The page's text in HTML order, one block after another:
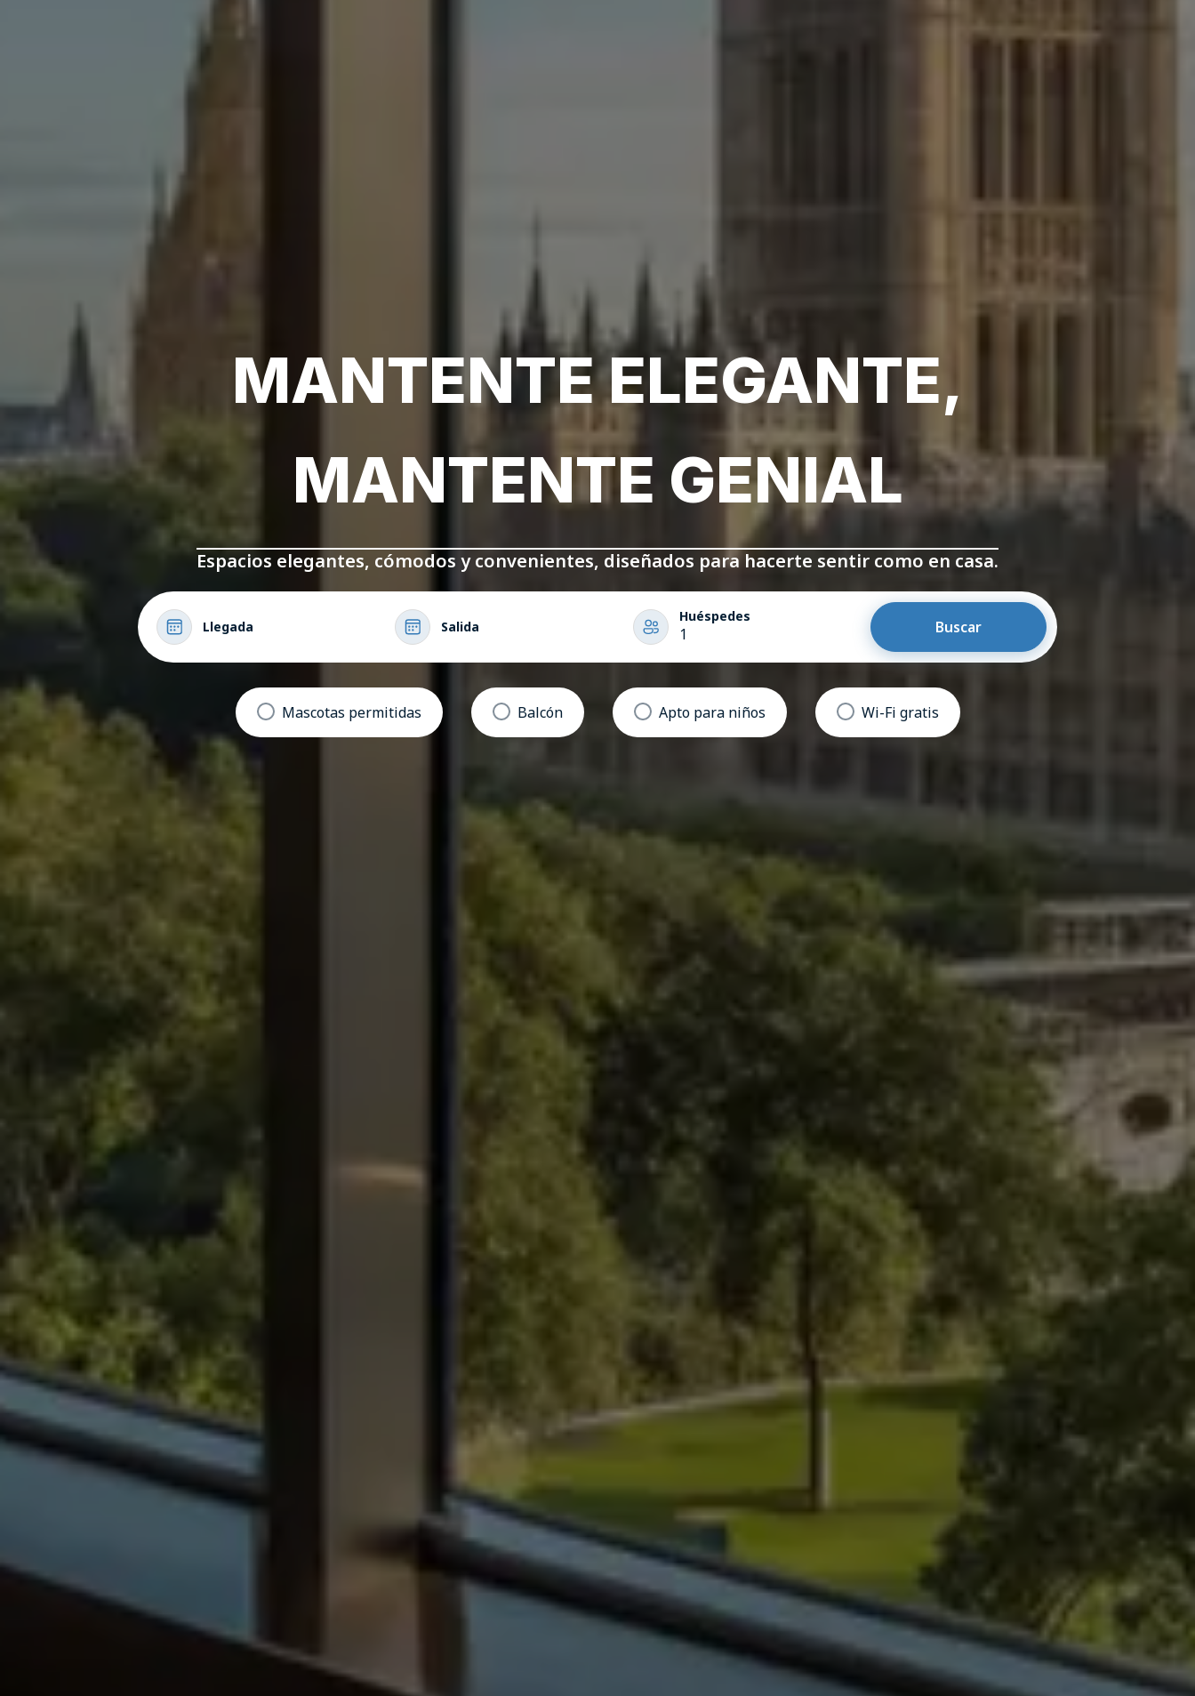
MANTENTE ELEGANTE,
MANTENTE GENIAL
Espacios elegantes, cómodos y convenientes, diseñados para hacerte sentir como en casa.
Llegada Salida
Huéspedes
1 Buscar
Mascotas permitidas Balcón Apto para niños Wi-Fi gratis